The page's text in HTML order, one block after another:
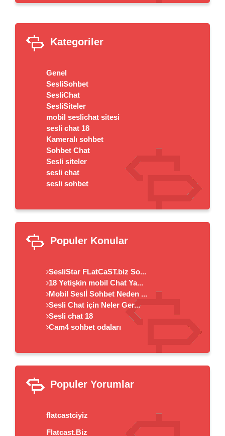
Kategoriler
Genel
SesliSohbet
SesliChat
SesliSiteler
mobil seslichat sitesi
sesli chat 18
Kameralı sohbet
Sohbet Chat
Sesli siteler
sesli chat
sesli sohbet
Populer Konular
SesliStar FLatCaST.biz So...
18 Yetişkin mobil Chat Ya...
Mobil Seslİ Sohbet Neden ...
Sesli Chat için Neler Ger...
Sesli chat 18
Cam4 sohbet odaları
Populer Yorumlar
flatcastciyiz
Flatcast.Biz